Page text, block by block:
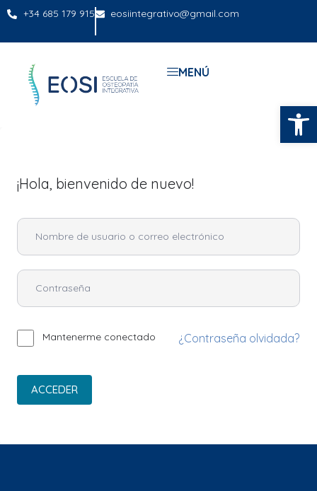
+34 685 179 915 eosiintegrativo@gmail.com
MENÚ
¡Hola, bienvenido de nuevo!
Mantenerme conectado ¿Contraseña olvidada?
ACCEDER